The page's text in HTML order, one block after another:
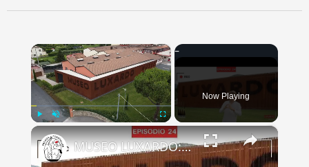
×
Fullscreen
Now Playing
×
MUSEO LUXARDO: Un Viaggio nel Tempo e nel Gusto